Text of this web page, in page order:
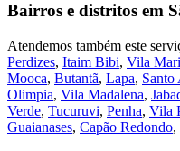
Bairros e distritos em
Atendemos também este
Perdizes, Itaim Bibi, Vila
Mooca, Butantã, Lapa, Santo
Olimpia, Vila Madalena,
Verde, Tucuruvi, Penha, Vila
Guaianases, Capão Redondo,